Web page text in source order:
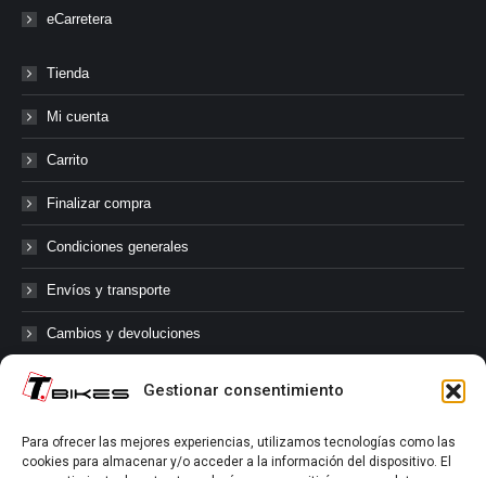
Gestionar consentimiento
Para ofrecer las mejores experiencias, utilizamos tecnologías como las
cookies para almacenar y/o acceder a la información del dispositivo. El
eCarretera
Tienda
Mi cuenta
Carrito
Finalizar compra
Condiciones generales
Envíos y transporte
Cambios y devoluciones
@tbikes.cat #tbikes
Síguenos en las redes sociales de Tbikes, mantente informado de